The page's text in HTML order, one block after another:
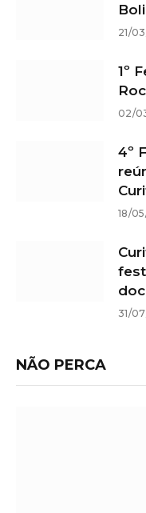
21/
1º
02/
4º
18/
31/
NÃO PERCA